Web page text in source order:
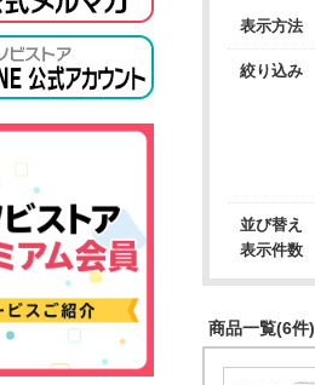
表示方法
絞り込み
並び替え
表示件数
商品一覧(6件)